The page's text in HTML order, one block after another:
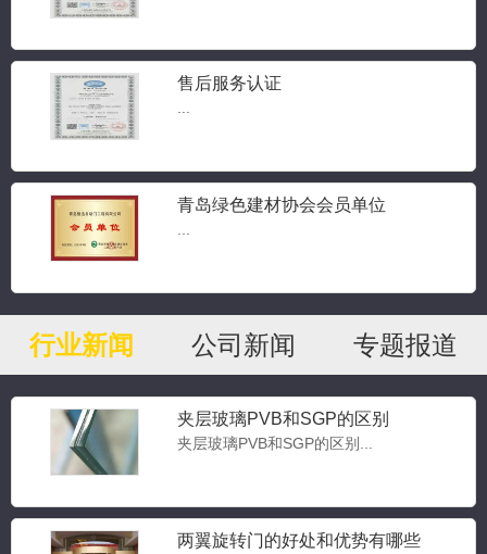
售后服务认证
青岛绿色建材协会会员单位
行业新闻 公司新闻 专题报道
夹层玻璃PVB和SGP的区别
夹层玻璃PVB和SGP的区别...
两翼旋转门的好处和优势有哪些